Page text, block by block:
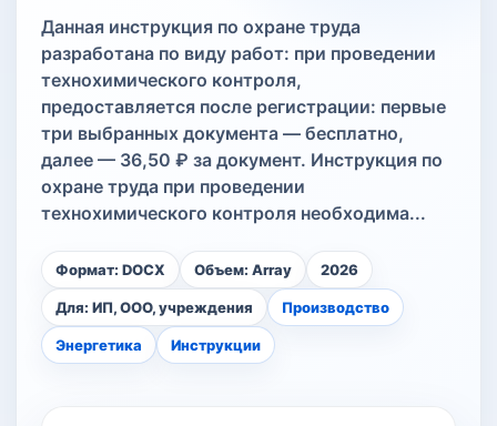
Данная инструкция по охране труда
разработана по виду работ: при проведении
технохимического контроля,
предоставляется после регистрации: первые
три выбранных документа — бесплатно,
далее — 36,50 ₽ за документ. Инструкция по
охране труда при проведении
технохимического контроля необходима...
Формат: DOCX Объем: Array 2026
Для: ИП, ООО, учреждения Производство
Энергетика Инструкции